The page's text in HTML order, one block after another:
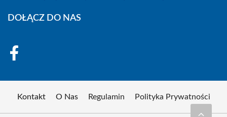
DOŁĄCZ DO NAS
Kontakt O Nas Regulamin Polityka Prywatności